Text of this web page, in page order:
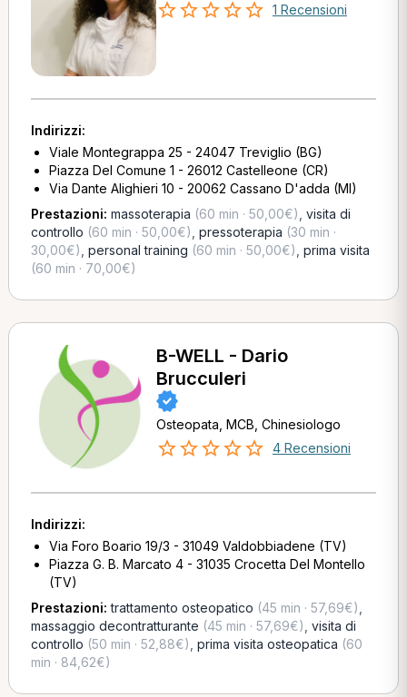
1 Recensioni
Indirizzi:
Viale Montegrappa 25 - 24047 Treviglio (BG)
Piazza Del Comune 1 - 26012 Castelleone (CR)
Via Dante Alighieri 10 - 20062 Cassano D'adda (MI)
Prestazioni: massoterapia (60 min · 50,00€) visita di
controllo (60 min · 50,00€) pressoterapia (30 min ·
30,00€) personal training (60 min · 50,00€) prima visita
(60 min · 70,00€)
B-WELL - Dario
Brucculeri
Osteopata, MCB, Chinesiologo
4 Recensioni
Indirizzi:
Via Foro Boario 19/3 - 31049 Valdobbiadene (TV)
Piazza G. B. Marcato 4 - 31035 Crocetta Del Montello
(TV)
Prestazioni:trattamento osteopatico (45 min · 57,69€)
massaggio decontratturante (45 min · 57,69€) visita di
controllo (50 min · 52,88€) prima visita osteopatica (60
min · 84,62€)